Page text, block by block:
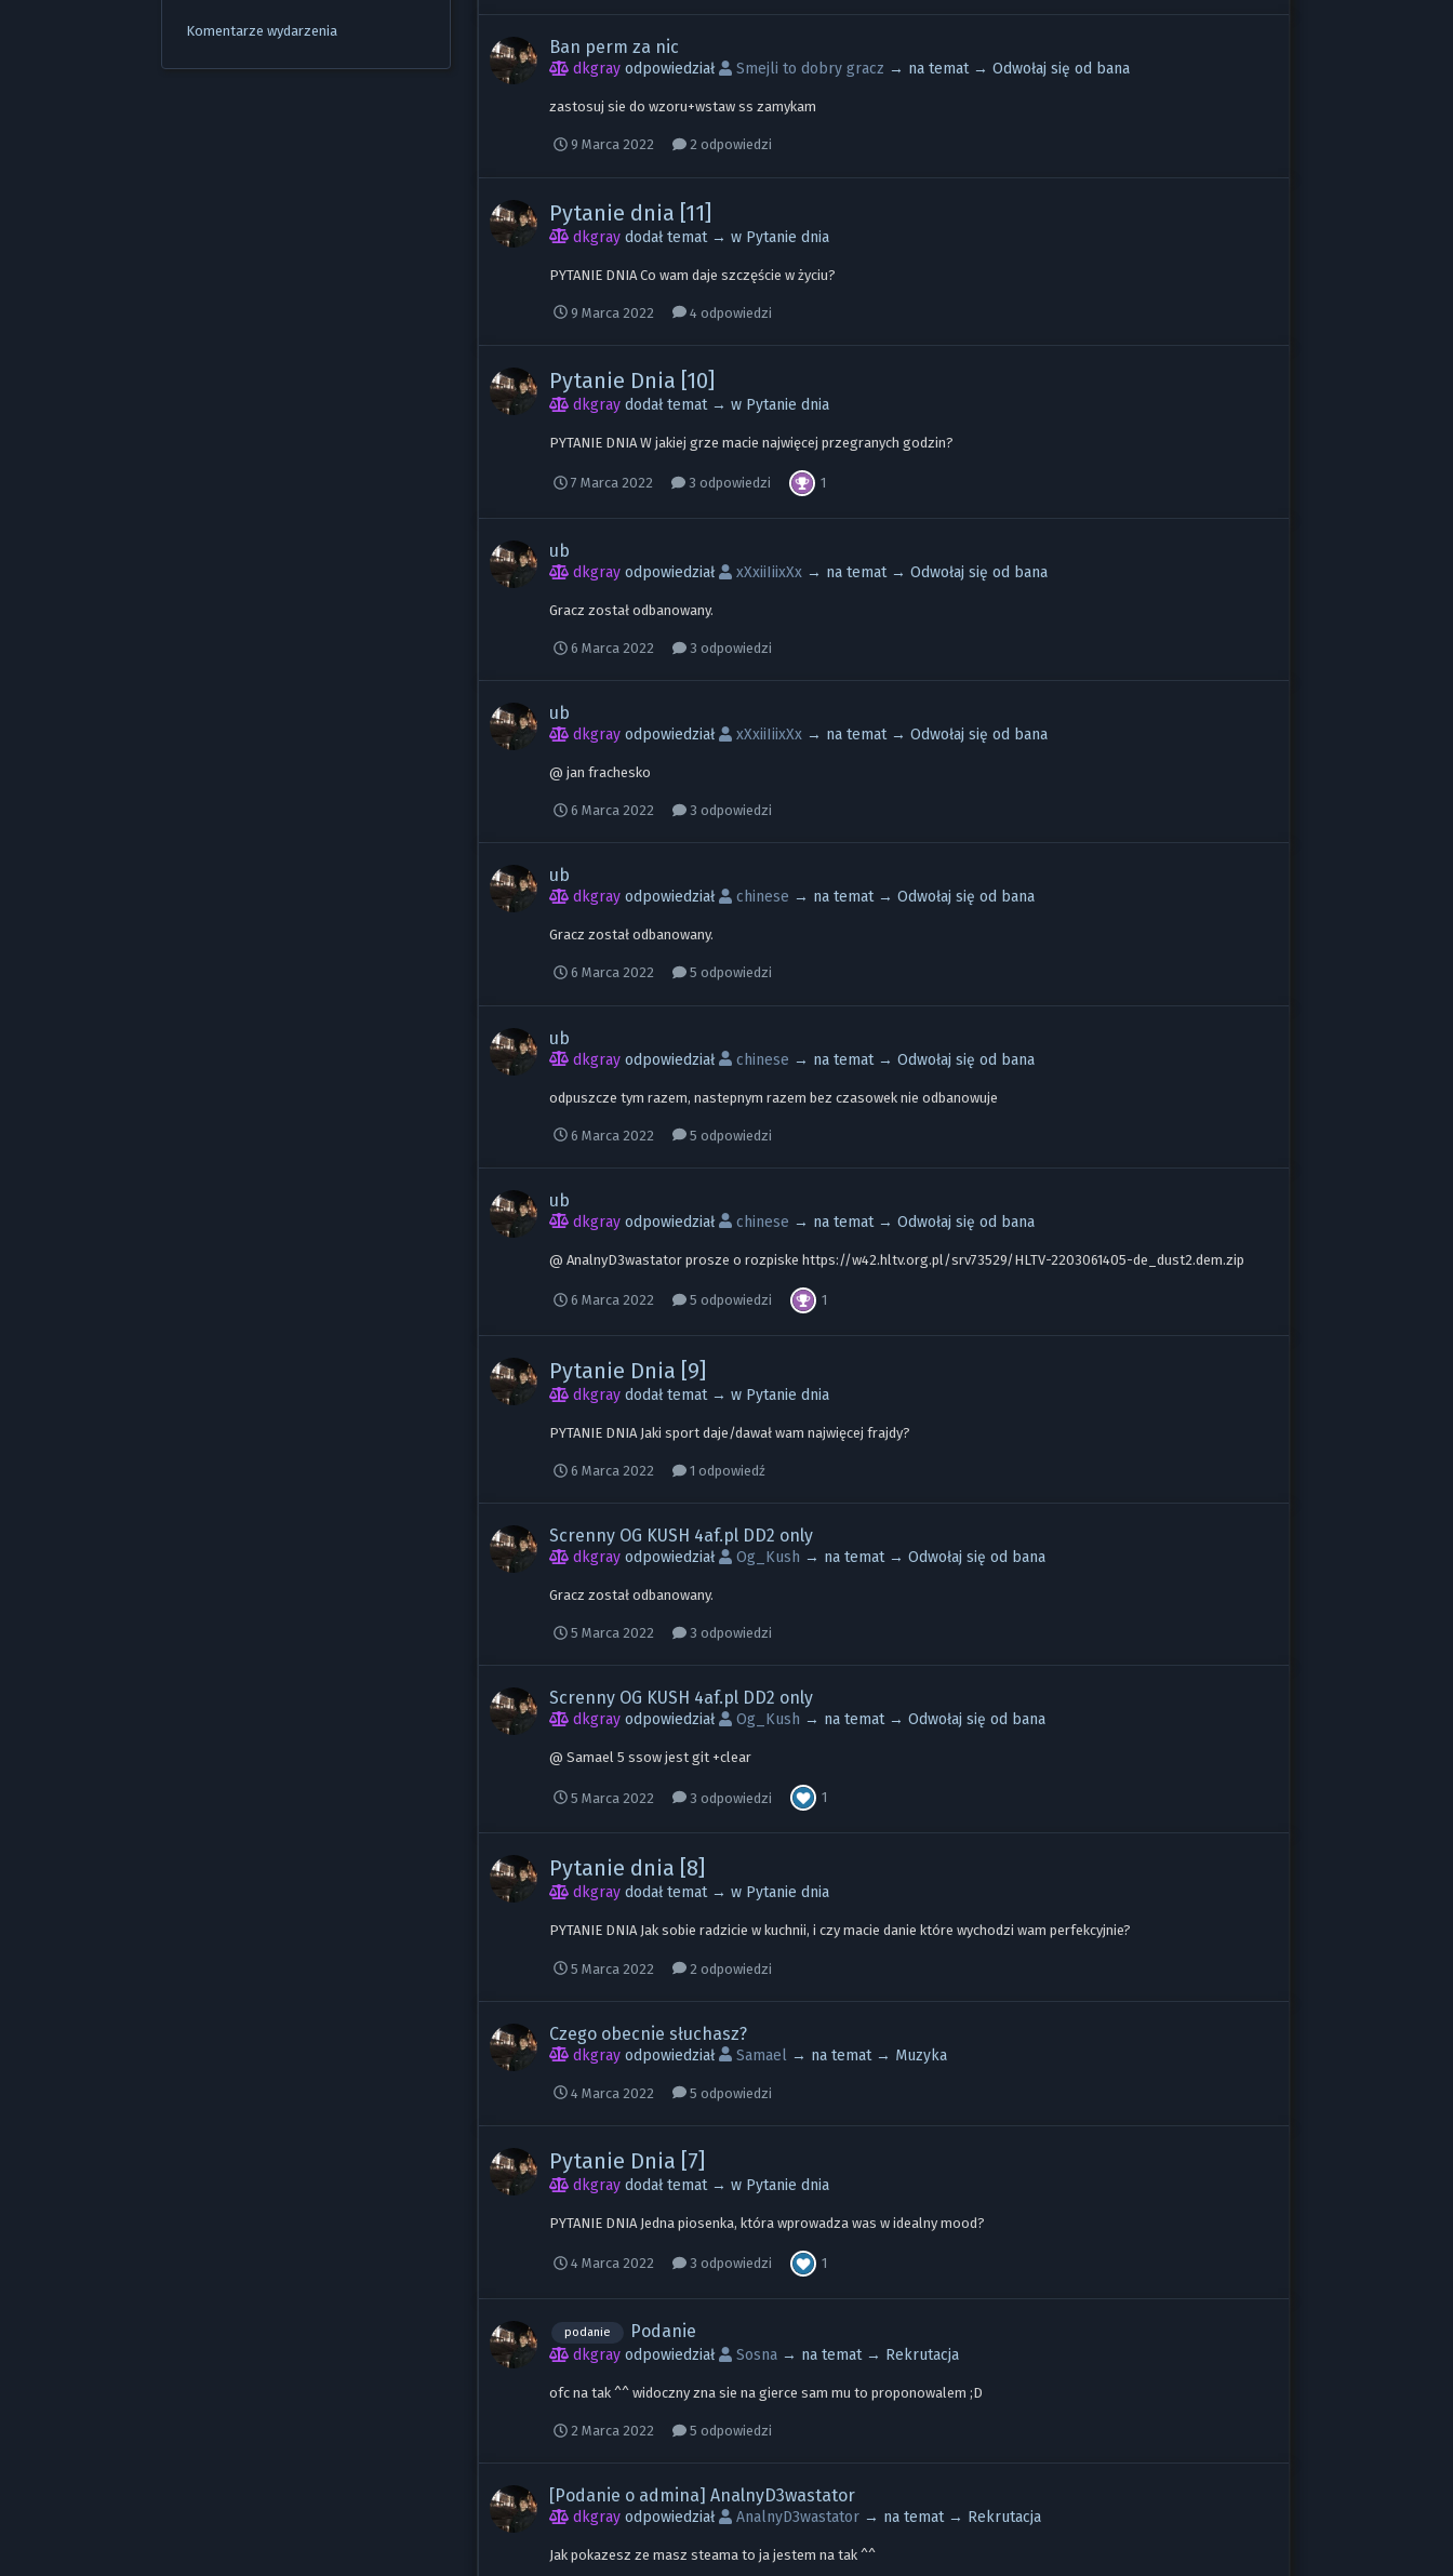
Komentarze wydarzenia
Ban perm za nic
dkgrayodpowiedział Smejli to dobry gracz → na temat →Odwołaj się od bana
zastosuj sie do wzoru+wstaw ss zamykam
9 Marca 2022 2 odpowiedzi
Pytanie dnia [11]
dkgraydodał temat → w Pytanie dnia
PYTANIE DNIA Co wam daje szczęście w życiu?
9 Marca 2022 4 odpowiedzi
Pytanie Dnia [10]
dkgraydodał temat → w Pytanie dnia
PYTANIE DNIA W jakiej grze macie najwięcej przegranych godzin?
7 Marca 2022 3 odpowiedzi 1
ub
dkgrayodpowiedział xXxiiIiixXx → na temat →Odwołaj się od bana
Gracz został odbanowany.
6 Marca 2022 3 odpowiedzi
ub
dkgrayodpowiedział xXxiiIiixXx → na temat →Odwołaj się od bana
@ jan frachesko
6 Marca 2022 3 odpowiedzi
ub
dkgrayodpowiedział chinese → na temat →Odwołaj się od bana
Gracz został odbanowany.
6 Marca 2022 5 odpowiedzi
ub
dkgrayodpowiedział chinese → na temat →Odwołaj się od bana
odpuszcze tym razem, nastepnym razem bez czasowek nie odbanowuje
6 Marca 2022 5 odpowiedzi
ub
dkgrayodpowiedział chinese → na temat →Odwołaj się od bana
@ AnalnyD3wastator prosze o rozpiske https://w42.hltv.org.pl/srv73529/HLTV-2203061405-de_dust2.dem.zip
6 Marca 2022 5 odpowiedzi 1
Pytanie Dnia [9]
dkgraydodał temat → w Pytanie dnia
PYTANIE DNIA Jaki sport daje/dawał wam najwięcej frajdy?
6 Marca 2022 1 odpowiedź
Screnny OG KUSH 4af.pl DD2 only
dkgrayodpowiedział Og_Kush → na temat →Odwołaj się od bana
Gracz został odbanowany.
5 Marca 2022 3 odpowiedzi
Screnny OG KUSH 4af.pl DD2 only
dkgrayodpowiedział Og_Kush → na temat →Odwołaj się od bana
@ Samael 5 ssow jest git +clear
5 Marca 2022 3 odpowiedzi 1
Pytanie dnia [8]
dkgraydodał temat → w Pytanie dnia
PYTANIE DNIA Jak sobie radzicie w kuchnii, i czy macie danie które wychodzi wam perfekcyjnie?
5 Marca 2022 2 odpowiedzi
Czego obecnie słuchasz?
dkgrayodpowiedział Samael → na temat → Muzyka
4 Marca 2022 5 odpowiedzi
Pytanie Dnia [7]
dkgraydodał temat → w Pytanie dnia
PYTANIE DNIA Jedna piosenka, która wprowadza was w idealny mood?
4 Marca 2022 3 odpowiedzi 1
podanie Podanie
dkgrayodpowiedział Sosna → na temat → Rekrutacja
ofc na tak ^^ widoczny zna sie na gierce sam mu to proponowalem ;D
2 Marca 2022 5 odpowiedzi
[Podanie o admina] AnalnyD3wastator
dkgrayodpowiedział AnalnyD3wastator → na temat → Rekrutacja
Jak pokazesz ze masz steama to ja jestem na tak ^^